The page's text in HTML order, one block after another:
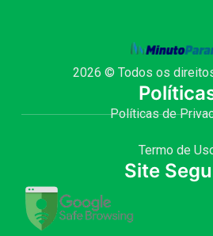
2026 © Todos os
Políticas de
Termo de
Site